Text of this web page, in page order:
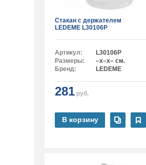
Стакан с держателем
LEDEME L30106P
Артикул:
L30106P
Размеры:
–x–x– см.
Бренд:
LEDEME
281 руб.
В корзину